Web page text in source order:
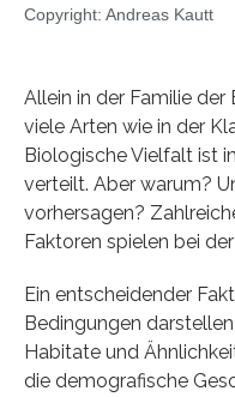
Copyright: Andreas Kautt
Allein in der Familie
viele Arten wie in der
Biologische Vielfalt ist
verteilt. Aber warum?
vorhersagen?
Faktoren spielen bei der
Ein entscheidender
Bedingungen
Habitate und
die demografische